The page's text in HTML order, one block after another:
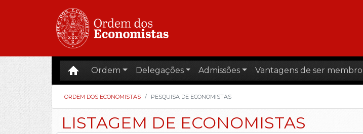
Ordem Delegações Admissões Vantagens de ser membro
ORDEM DOS ECONOMISTAS PESQUISA DE ECONOMISTAS
LISTAGEM DE ECONOMISTAS